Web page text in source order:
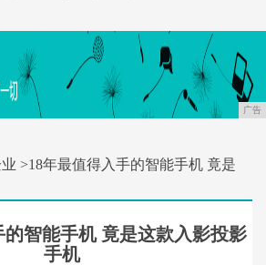
广告
>18年最值得入手的智能手机 竟是
的智能手机 竟是这款入影投影
手机